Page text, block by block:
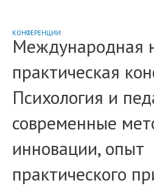
КОНФЕРЕНЦИИ
Международная
практическая
Психология и
современные
инновации, опыт
практического